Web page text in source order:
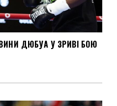
ДЮБУА У ЗРИВІ БОЮ